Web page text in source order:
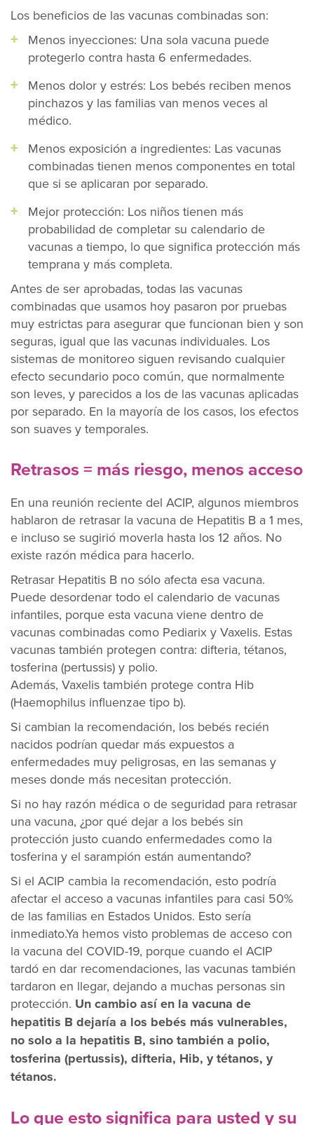
Los beneficios de las vacunas combinadas son:
Menos inyecciones: Una sola vacuna puede
protegerlo contra hasta 6 enfermedades.
Menos dolor y estrés: Los bebés reciben menos
pinchazos y las familias van menos veces al
médico.
Menos exposición a ingredientes: Las vacunas
combinadas tienen menos componentes en total
que si se aplicaran por separado.
Mejor protección: Los niños tienen más
probabilidad de completar su calendario de
vacunas a tiempo, lo que significa protección más
temprana y más completa.
Antes de ser aprobadas, todas las vacunas
combinadas que usamos hoy pasaron por pruebas
muy estrictas para asegurar que funcionan bien y son
seguras, igual que las vacunas individuales. Los
sistemas de monitoreo siguen revisando cualquier
efecto secundario poco común, que normalmente
son leves, y parecidos a los de las vacunas aplicadas
por separado. En la mayoría de los casos, los efectos
son suaves y temporales.
Retrasos = más riesgo, menos acceso
En una reunión reciente del ACIP, algunos miembros
hablaron de retrasar la vacuna de Hepatitis B a 1 mes,
e incluso se sugirió moverla hasta los 12 años. No
existe razón médica para hacerlo.
Retrasar Hepatitis B no sólo afecta esa vacuna.
Puede desordenar todo el calendario de vacunas
infantiles, porque esta vacuna viene dentro de
vacunas combinadas como Pediarix y Vaxelis. Estas
vacunas también protegen contra: difteria, tétanos,
tosferina (pertussis) y polio.
Además, Vaxelis también protege contra Hib
(Haemophilus influenzae tipo b).
Si cambian la recomendación, los bebés recién
nacidos podrían quedar más expuestos a
enfermedades muy peligrosas, en las semanas y
meses donde más necesitan protección.
Si no hay razón médica o de seguridad para retrasar
una vacuna, ¿por qué dejar a los bebés sin
protección justo cuando enfermedades como la
tosferina y el sarampión están aumentando?
Si el ACIP cambia la recomendación, esto podría
afectar el acceso a vacunas infantiles para casi 50%
de las familias en Estados Unidos. Esto sería
inmediato.Ya hemos visto problemas de acceso con
la vacuna del COVID-19, porque cuando el ACIP
tardó en dar recomendaciones, las vacunas también
tardaron en llegar, dejando a muchas personas sin
protección. Un cambio así en la vacuna de
hepatitis B dejaría a los bebés más vulnerables,
no solo a la hepatitis B, sino también a polio,
tosferina (pertussis), difteria, Hib, y tétanos, y
tétanos.
Lo que esto significa para usted y su